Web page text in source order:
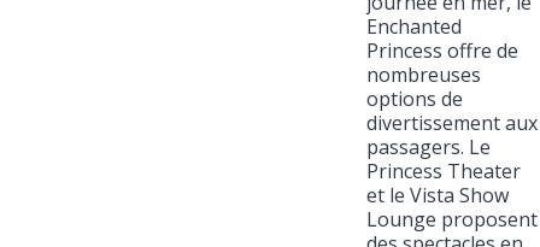
Enchanted
Princess offre de
nombreuses
options de
divertissement aux
passagers. Le
Princess Theater
et le Vista Show
Lounge proposent